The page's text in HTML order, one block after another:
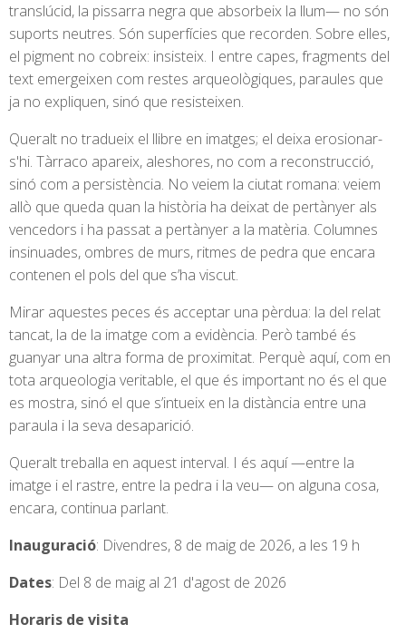
translúcid, la pissarra negra que absorbeix la llum— no són
suports neutres. Són superfícies que recorden. Sobre elles,
el pigment no cobreix: insisteix. I entre capes, fragments del
text emergeixen com restes arqueològiques, paraules que
ja no expliquen, sinó que resisteixen.
Queralt no tradueix el llibre en imatges; el deixa erosionar-
s'hi. Tàrraco apareix, aleshores, no com a reconstrucció,
sinó com a persistència. No veiem la ciutat romana: veiem
allò que queda quan la història ha deixat de pertànyer als
vencedors i ha passat a pertànyer a la matèria. Columnes
insinuades, ombres de murs, ritmes de pedra que encara
contenen el pols del que s’ha viscut.
Mirar aquestes peces és acceptar una pèrdua: la del relat
tancat, la de la imatge com a evidència. Però també és
guanyar una altra forma de proximitat. Perquè aquí, com en
tota arqueologia veritable, el que és important no és el que
es mostra, sinó el que s’intueix en la distància entre una
paraula i la seva desaparició.
Queralt treballa en aquest interval. I és aquí —entre la
imatge i el rastre, entre la pedra i la veu— on alguna cosa,
encara, continua parlant.
Inauguració: Divendres, 8 de maig de 2026, a les 19 h
Dates: Del 8 de maig al 21 d'agost de 2026
Horaris de visita